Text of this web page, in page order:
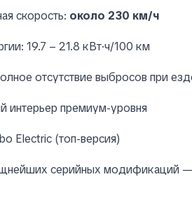
скорость: около 230 км/ч
19.7 – 21.8 кВт·ч/100 км
отсутствие выбросов при
интерьер премиум-уровня
Electric (топ-версия)
серийных модификаций